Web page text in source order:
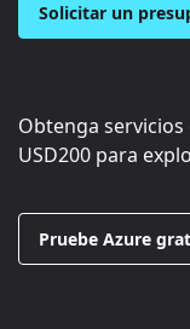
Solicitar un
Obtenga
USD200 para
Pruebe Azure